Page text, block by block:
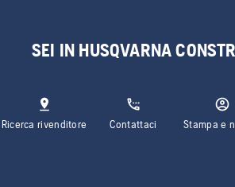
SEI IN HUSQVARNA
Ricerca rivenditore Contattaci Stampa e